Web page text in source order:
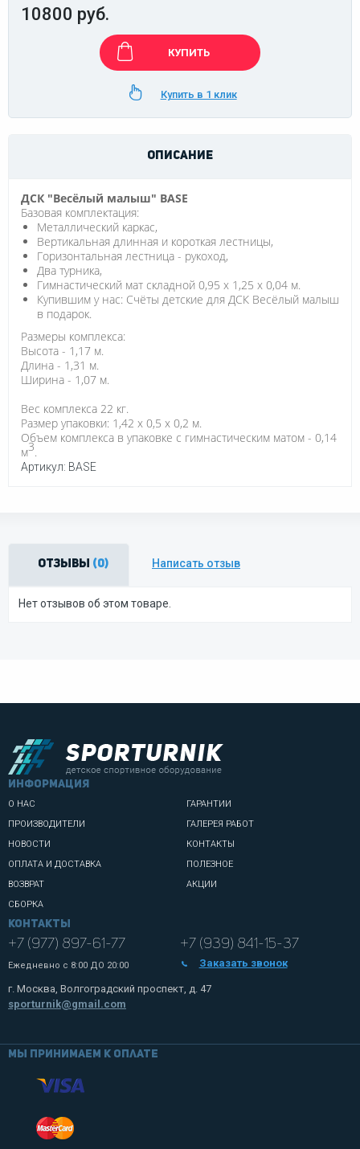
10800 руб.
КУПИТЬ
Купить в 1 клик
ОПИСАНИЕ
ДСК "Весёлый малыш" BASE
Базовая комплектация:
Металлический каркас,
Вертикальная длинная и короткая лестницы,
Горизонтальная лестница - рукоход,
Два турника,
Гимнастический мат складной 0,95 х 1,25 х 0,04 м.
Купившим у нас: Счёты детские для ДСК Весёлый малыш
в подарок.
Размеры комплекса:
Высота - 1,17 м.
Длина - 1,31 м.
Ширина - 1,07 м.
Вес комплекса 22 кг.
Размер упаковки: 1,42 х 0,5 х 0,2 м.
Объем комплекса в упаковке с гимнастическим матом - 0,14
м3.
Артикул: BASE
Отзывы (0) Написать отзыв
Нет отзывов об этом товаре.
информация
О НАС
ПРОИЗВОДИТЕЛИ
НОВОСТИ
ОПЛАТА И ДОСТАВКА
ВОЗВРАТ
СБОРКА
ГАРАНТИИ
ГАЛЕРЕЯ РАБОТ
КОНТАКТЫ
ПОЛЕЗНОЕ
АКЦИИ
Контакты
+7 (977) 897-61-77
Ежедневно с 8:00 ДО 20:00
+7 (939) 841-15-37
Заказать звонок
г. Москва, Волгоградский проспект, д. 47
sporturnik@gmail.com
Мы принимаем к оплате